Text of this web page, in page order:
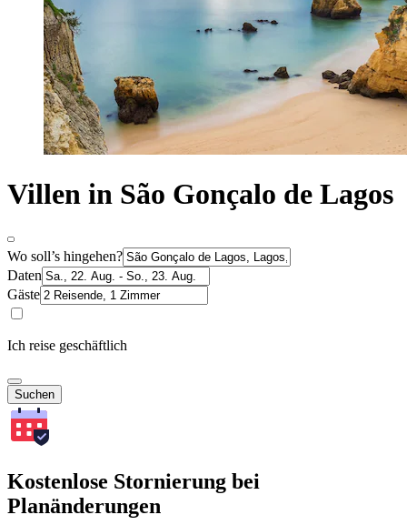
Villen in São Gonçalo de Lagos
Wo soll’s hingehen?
Daten
Gäste
Ich reise geschäftlich
Suchen
Kostenlose Stornierung bei
Planänderungen